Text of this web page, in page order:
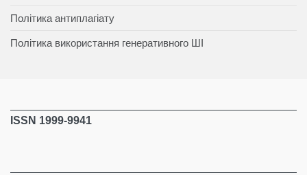
Політика антиплагіату
Політика використання генеративного ШІ
ISSN 1999-9941